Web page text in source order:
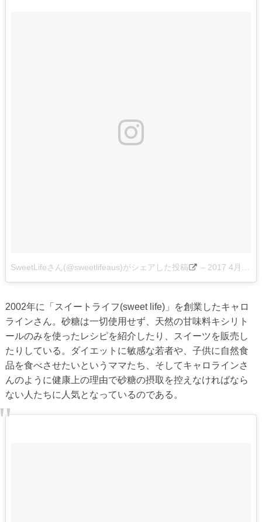
SweetLifeさん(@sweetlifeaus)がシェアした投稿 – 2017 4月 27 9:44午後 PDT
2002年に「スイートライフ(sweet life)」を創業したキャロ
ラインさん。砂糖は一切使用せず、天然の甘味料キシリト
ールのみを使ったレシピを紹介したり、スイーツを販売し
たりしている。ダイエットに敏感な若者や、子供に自然食
品を食べさせたいというママたち、そしてキャロラインさ
んのように健康上の理由で砂糖の摂取を控えなければなら
ない人たちに人気となっているのである。